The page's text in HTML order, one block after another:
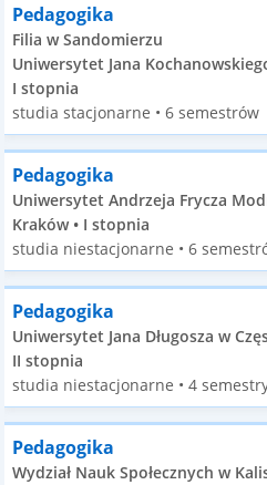
Pedagogika
Filia w Sandomierzu
Uniwersytet Jana
I stopnia
studia stacjonarne • 6 semestrów
Pedagogika
Uniwersytet Andrzeja Frycza
Kraków • I stopnia
studia niestacjonarne • 6
Pedagogika
Uniwersytet Jana Długosza w
II stopnia
studia niestacjonarne • 4
Pedagogika
Wydział Nauk Społecznych w